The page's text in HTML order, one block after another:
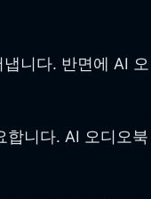
니다. 반면에 AI 오
합니다. AI 오디오북